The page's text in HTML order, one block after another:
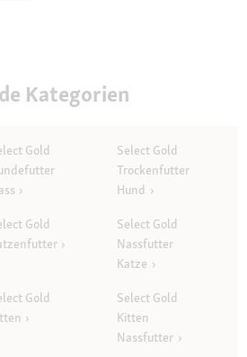
Kategorien
Gold
Select Gold
Trockenfutter
Hund
Gold
Select Gold
Nassfutter
Katze
Gold
Select Gold
Kitten
Nassfutter